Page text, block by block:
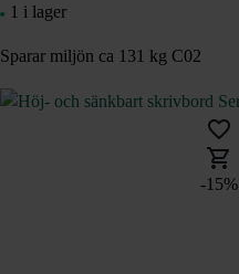
1 i lager
Sparar miljön ca 131 kg C02
-15%